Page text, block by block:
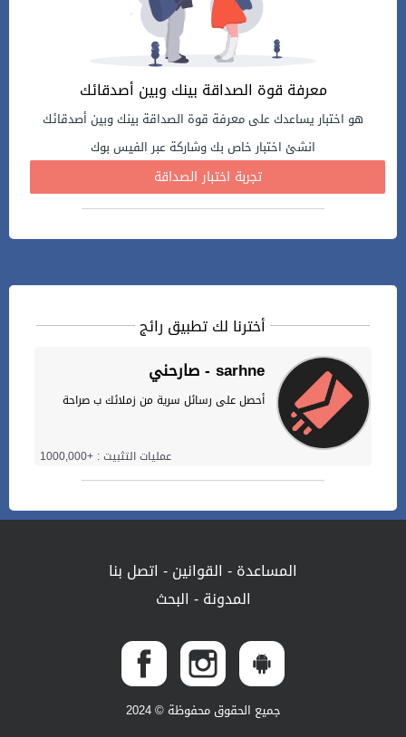
معرفة قوة الصداقة بينك وبين أصدقائك
هو اختبار يساعدك على معرفة قوة الصداقة بينك وبين أصدقائك
انشئ اختبار خاص بك وشاركة عبر الفيس بوك
تجربة اختبار الصداقة
أخترنا لك تطبيق رائج
صارحني - sarhne
أحصل على رسائل سرية من زملائك ب صراحة
عمليات التثبيت : +1000,000
المساعدة- القوانين- اتصل بنا
المدونة- البحث
جميع الحقوق محفوظة © 2024